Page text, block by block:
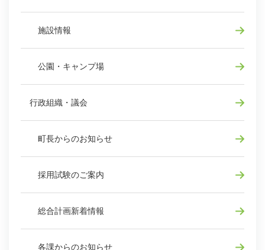
施設情報
公園・キャンプ場
行政組織・議会
町長からのお知らせ
採用試験のご案内
総合計画新着情報
各課からのお知らせ